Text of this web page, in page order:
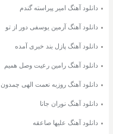
دانلود آهنگ امیر پیراسته گندم
دانلود آهنگ آرمین یوسفی دور از تو
دانلود آهنگ پازل بند خبری آمده
دانلود آهنگ رامین رعیت وصل همیم
دانلود آهنگ روزبه نعمت الهی چمدون
دانلود آهنگ نوران جانا
دانلود آهنگ علیها صاعقه